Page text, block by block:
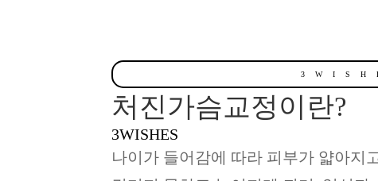
3 W I S H
처진가슴교정이란?
3WISHES
나이가 들어감에 따라 피부가 얇아지